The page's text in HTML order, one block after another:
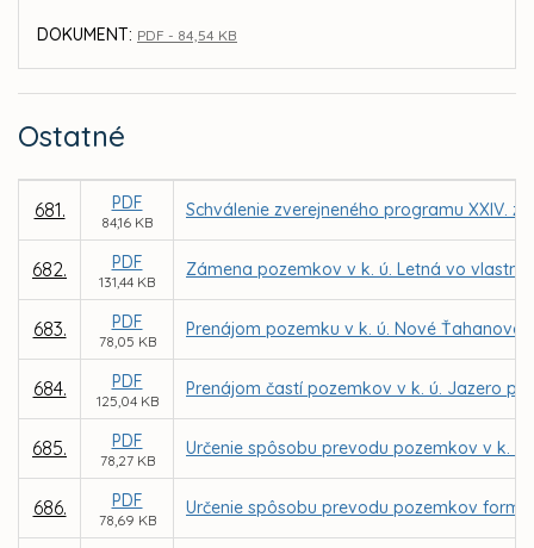
DOKUMENT: PDF - 84,54 KB
Ostatné
681. PDF
84,16 KB
Schválenie zverejneného programu XXIV.
682. PDF
131,44 KB
Zámena pozemkov v k. ú. Letná vo
683. PDF
78,05 KB
Prenájom pozemku v k. ú. Nové
684. PDF
125,04 KB
Prenájom častí pozemkov v k. ú. Jazero
685. PDF
78,27 KB
Určenie spôsobu prevodu pozemkov v k.
686. PDF
78,69 KB
Určenie spôsobu prevodu pozemkov